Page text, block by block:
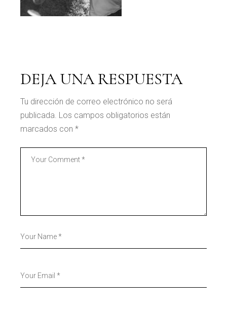
DEJA UNA RESPUESTA
Tu dirección de correo electrónico no será
publicada. Los campos obligatorios están
marcados con*